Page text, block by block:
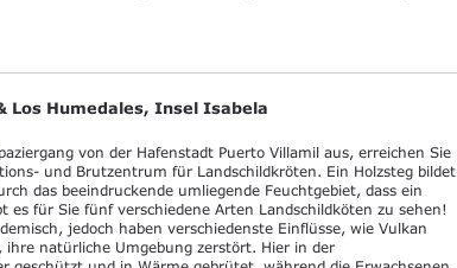
Los Humedales, Insel Isabela
von der Hafenstadt Puerto Villamil aus, erreichen Sie
und Brutzentrum für Landschildkröten. Ein Holzsteg bildet
das beeindruckende umliegende Feuchtgebiet, dass ein
für Sie fünf verschiedene Arten Landschildköten zu sehen!
jedoch haben verschiedenste Einflüsse, wie Vulkan
natürliche Umgebung zerstört. Hier in der